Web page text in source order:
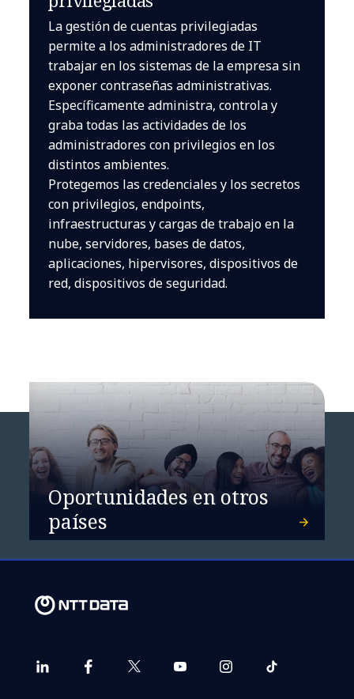
La gestión de cuentas privilegiadas
permite a los administradores de IT
trabajar en los sistemas de la empresa sin
exponer contraseñas administrativas.
Específicamente administra, controla y
graba todas las actividades de los
administradores con privilegios en los
distintos ambientes.
Protegemos las credenciales y los secretos
con privilegios, endpoints,
infraestructuras y cargas de trabajo en la
nube, servidores, bases de datos,
aplicaciones, hipervisores, dispositivos de
red, dispositivos de seguridad.
Oportunidades en otros
países